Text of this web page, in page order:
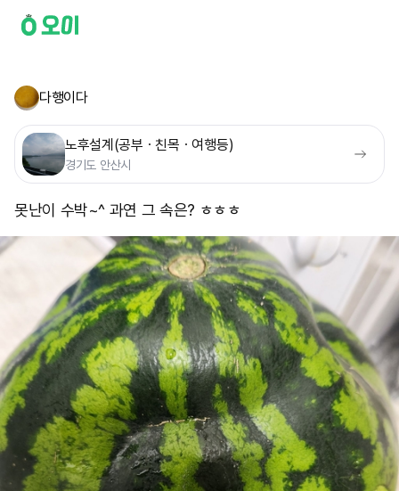
다행이다
노후설계(공부ㆍ친목ㆍ여행등)
경기도 안산시
못난이 수박~^ 과연 그 속은? ㅎㅎㅎ